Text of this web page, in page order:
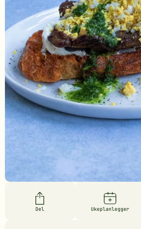
Del Ukeplanlegger